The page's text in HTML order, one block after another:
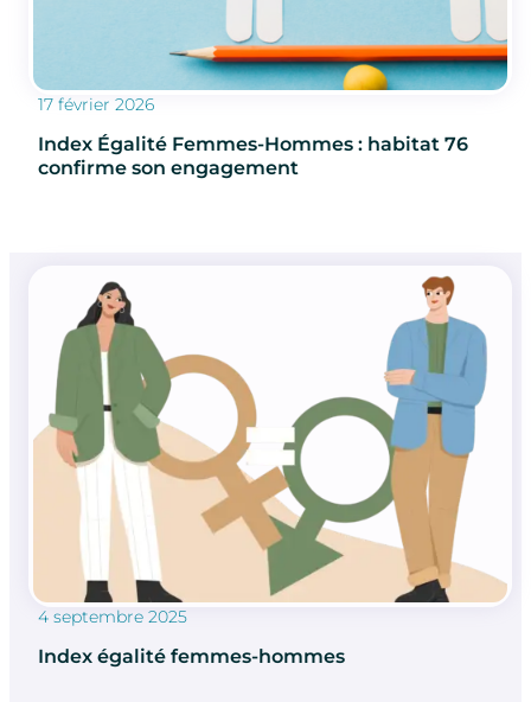
17 février 2026
Index Égalité Femmes-Hommes : habitat 76
confirme son engagement
4 septembre 2025
Index égalité femmes-hommes